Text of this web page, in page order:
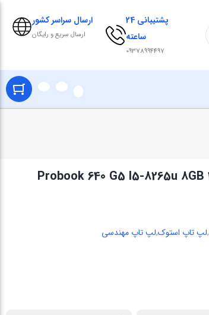
پشتیبانی 24
ساعته
09378994497
ارسال سراسر کشور
ارسال سریع و رایگان
,لپ تاپ استوک,لپ تاپ مهندسی